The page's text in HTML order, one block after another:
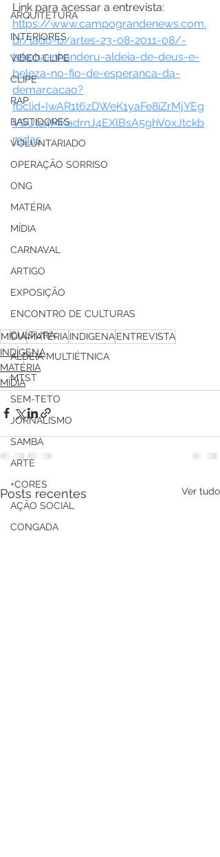
ARQUITETURA
INTERIORES
VIDEO CLIPE
CLIPE
RAP
BASTIDORES
VOLUNTARIADO
OPERAÇÃO SORRISO
ONG
MATÉRIA
MÍDIA
CARNAVAL
ARTIGO
EXPOSIÇÃO
ENCONTRO DE CULTURAS
CULTURA
ALDEIA MULTIÉTNICA
MTST
SEM-TETO
JORNALISMO
SAMBA
ARTE
+CORES
AÇÃO SOCIAL
CONGADA
Link para acessar a entrevista:
https://www.campograndenews.com.
br/lado-b/artes-23-08-2011-08/-
tekoha-nhanderu-aldeia-de-deus-e-
beleza-no-fio-de-esperanca-da-
demarcacao?
fbclid=IwAR1t6zDWeK1yaFe8iZrMjYEg
VSUts4MKadrnJ4EXlBsA5ghV0xJtckb
mdas
MÍDIAMATÉRIAINDIGENAENTREVISTA
INDÍGENA
MATÉRIA
MÍDIA
Posts recentes Ver tudo